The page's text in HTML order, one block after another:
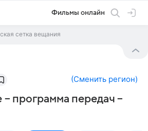
Фильмы онлайн
сетка вещания
(Сменить регион)
программа передач –